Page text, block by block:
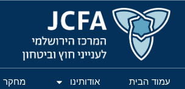
המרכז הירושלמי לענייני חוץ
עמוד הבית אודותינו מחקר